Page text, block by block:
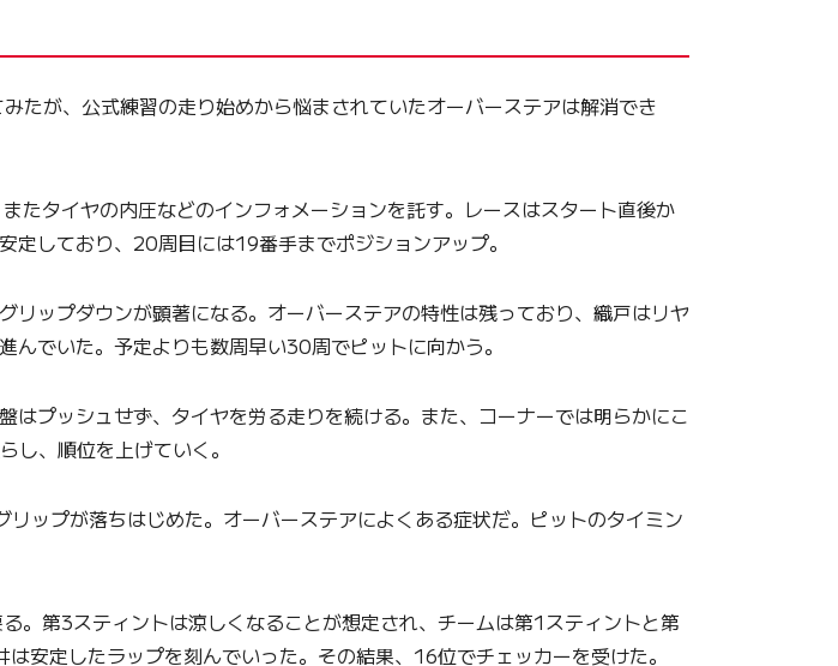
が、公式練習の走り始めから悩まされていたオーバーステアは解消でき
タイヤの内圧などのインフォメーションを託す。レースはスタート直後か
しており、20周目には19番手までポジションアップ。
ップダウンが顕著になる。オーバーステアの特性は残っており、織戸はリヤ
でいた。予定よりも数周早い30周でピットに向かう。
プッシュせず、タイヤを労る走りを続ける。また、コーナーでは明らかにこ
、順位を上げていく。
ップが落ちはじめた。オーバーステアによくある症状だ。ピットのタイミン
第3スティントは涼しくなることが想定され、チームは第1スティントと第
安定したラップを刻んでいった。その結果、16位でチェッカーを受けた。